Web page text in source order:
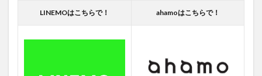
LINEMOはこちらで！ ahamoはこちらで！